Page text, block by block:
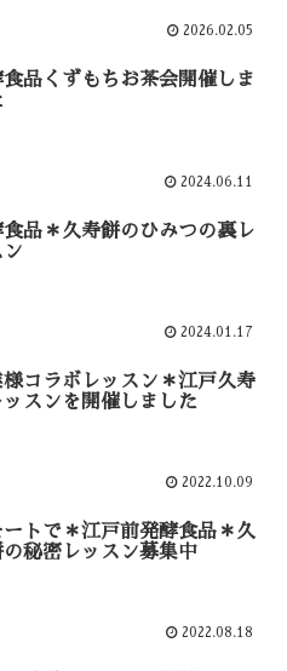
2026.02.05
品くずもちお茶会開催しま
2024.06.11
品＊久寿餅のひみつの裏レ
ン
2024.01.17
様コラボレッスン＊江戸久寿
スンを開催しました
2022.10.09
ートで＊江戸前発酵食品＊久
の秘密レッスン募集中
2022.08.18